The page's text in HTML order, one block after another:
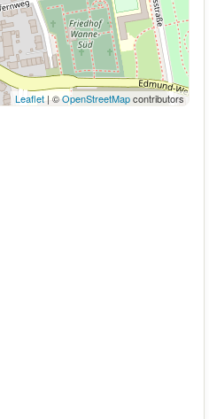
Leaflet | ©OpenStreetMapcontributors